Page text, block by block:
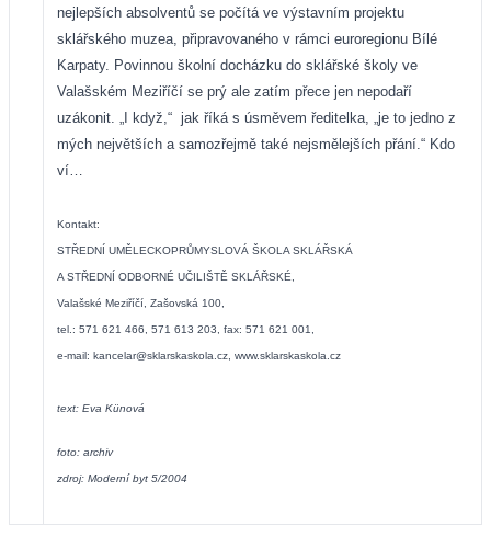
nejlepších absolventů se počítá ve výstavním projektu
sklářského muzea, připravovaného v rámci euroregionu Bílé
Karpaty. Povinnou školní docházku do sklářské školy ve
Valašském Meziříčí se prý ale zatím přece jen nepodaří
uzákonit. „I když,“ jak říká s úsměvem ředitelka, „je to jedno z
mých největších a samozřejmě také nejsmělejších přání.“ Kdo
ví…
Kontakt:
STŘEDNÍ UMĚLECKOPRŮMYSLOVÁ ŠKOLA SKLÁŘSKÁ
A STŘEDNÍ ODBORNÉ UČILIŠTĚ SKLÁŘSKÉ,
Valašské Meziříčí, Zašovská 100,
tel.: 571 621 466, 571 613 203, fax: 571 621 001,
e-mail: kancelar@sklarskaskola.cz www.sklarskaskola.cz
text: Eva Künová
foto: archiv
zdroj: Moderní byt 5/2004